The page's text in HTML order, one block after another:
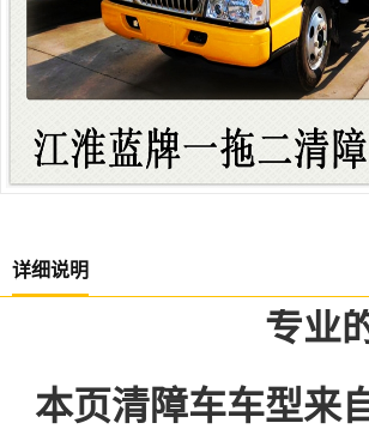
详细说明
专业
本页清障车车型来